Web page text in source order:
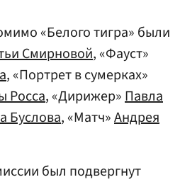
«Белого тигра» были
Смирновой, «Фауст»
, «Портрет в сумерках»
Росса, «Дирижер»Павла
Буслова, «Матч»Андрея
был подвергнут